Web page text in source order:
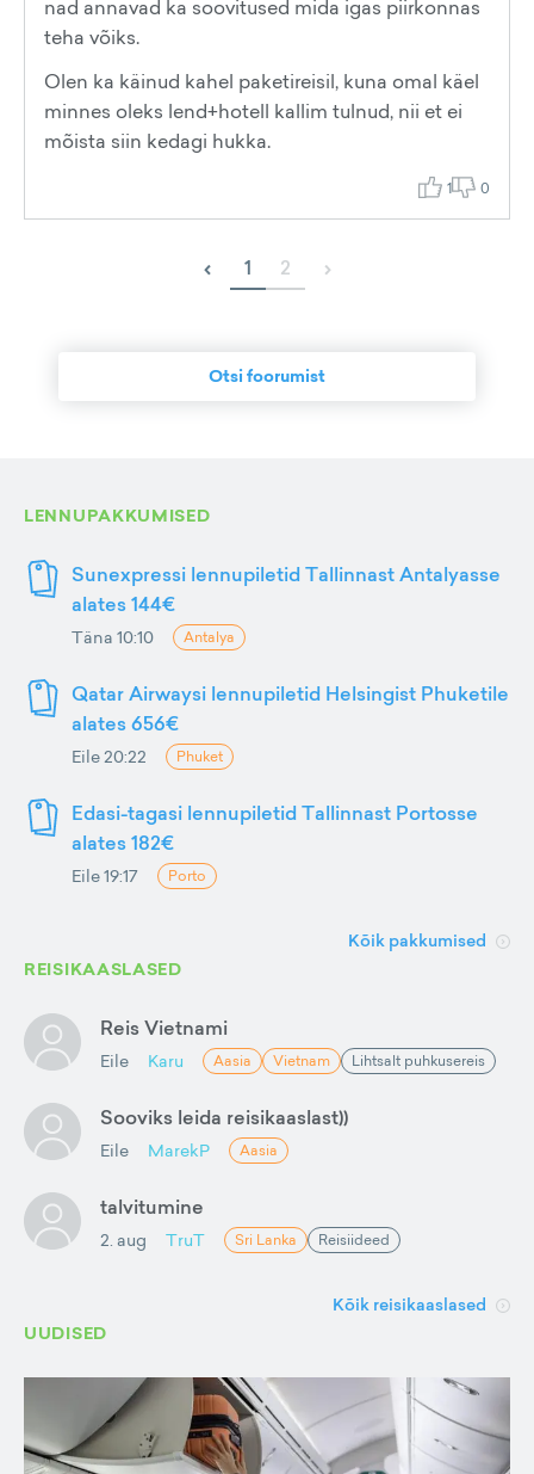
nad annavad ka soovitused mida igas piirkonnas
teha võiks.
Olen ka käinud kahel paketireisil, kuna omal käel
minnes oleks lend+hotell kallim tulnud, nii et ei
mõista siin kedagi hukka.
1 0
‹ 1 2 ›
Otsi foorumist
LENNUPAKKUMISED
Sunexpressi lennupiletid Tallinnast Antalyasse
alates 144€
Täna 10:10 Antalya
Qatar Airwaysi lennupiletid Helsingist Phuketile
alates 656€
Eile 20:22 Phuket
Edasi-tagasi lennupiletid Tallinnast Portosse
alates 182€
Eile 19:17 Porto
Kõik pakkumised
REISIKAASLASED
Reis Vietnami
Eile Karu Aasia Vietnam Lihtsalt puhkusereis
Sooviks leida reisikaaslast))
Eile MarekP Aasia
talvitumine
2. aug TruT Sri Lanka Reisiideed
Kõik reisikaaslased
UUDISED